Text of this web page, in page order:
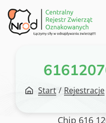
Przejdź
do
treści
Start / Rejestracje
Chip 616